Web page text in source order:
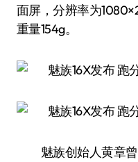
面屏，分辨率为
重量154g。
魅族创始人黄章曾